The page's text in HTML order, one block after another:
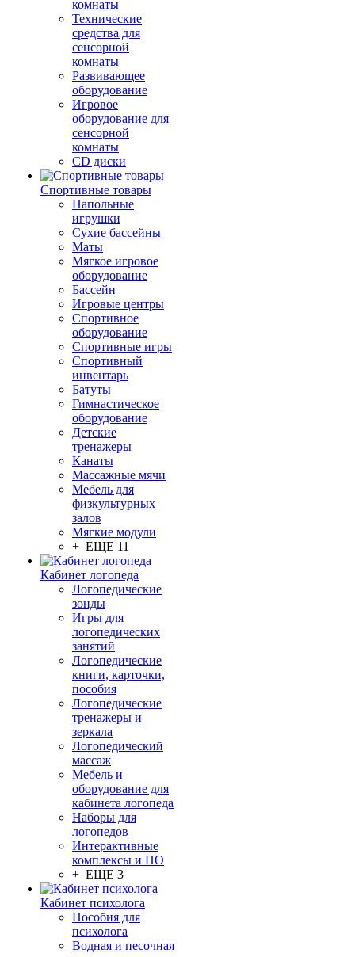
комнаты
Технические
средства для
сенсорной
комнаты
Развивающее
оборудование
Игровое
оборудование для
сенсорной
комнаты
CD диски
Спортивные товары
Напольные
игрушки
Сухие бассейны
Маты
Мягкое игровое
оборудование
Бассейн
Игровые центры
Спортивное
оборудование
Спортивные игры
Спортивный
инвентарь
Батуты
Гимнастическое
оборудование
Детские
тренажеры
Канаты
Массажные мячи
Мебель для
физкультурных
залов
Мягкие модули
+ ЕЩЕ 11
Кабинет логопеда
Логопедические
зонды
Игры для
логопедических
занятий
Логопедические
книги, карточки,
пособия
Логопедические
тренажеры и
зеркала
Логопедический
массаж
Мебель и
оборудование для
кабинета логопеда
Наборы для
логопедов
Интерактивные
комплексы и ПО
+ ЕЩЕ 3
Кабинет психолога
Пособия для
психолога
Водная и песочная